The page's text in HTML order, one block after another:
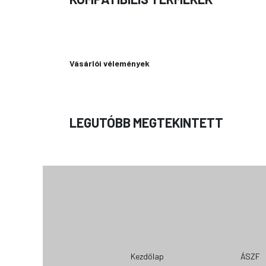
Vásárlói vélemények
LEGUTÓBB MEGTEKINTETT
Kezdőlap
ÁSZF